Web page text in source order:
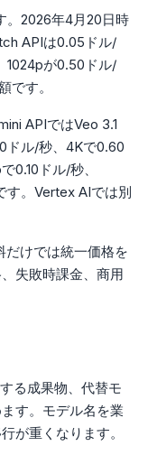
。2026年4月20日時
APIは0.05ドル/
1024pが0.50ドル/
です。
APIではVeo 3.1
ドル/秒、4Kで0.60
0.10ドル/秒、
す。Vertex AIでは別
けでは統一価格を
失敗時課金、商用
る成果物、代替モ
す。モデル名を業
が重くなります。